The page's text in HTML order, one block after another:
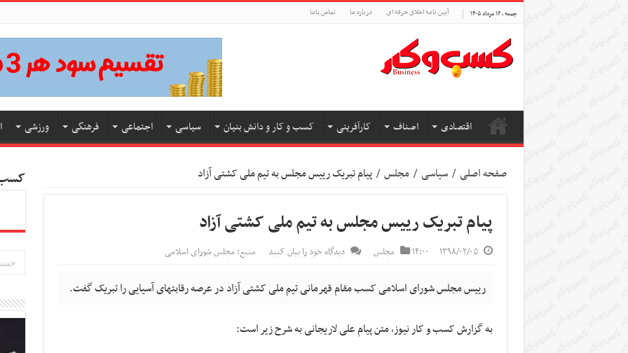
جمعه , ۱۶ مرداد ۱۴۰۵ آیین نامه اخلاق حرفه ای درباره ما تماس باما
اقتصادی اصناف کارآفرینی کسب و کار و دانش بنیان سیاسی اجتماعی فرهنگی ورزشی
صفحه اصلی / سیاسی / مجلس / پیام تبریک رییس مجلس به تیم ملی کشتی آزاد
پیام تبریک رییس مجلس به تیم ملی کشتی آزاد
۱۳۹۸/۰۲/۰۵ ۱۴:۰۰ مجلس دیدگاه خود را بیان کنید منبع: مجلس شورای اسلامی
رییس مجلس شورای اسلامی کسب مقام قهرمانی تیم ملی کشتی آزاد در عرصه رقابتهای آسیایی را تبریک گفت.
به گزارش کسب و کار نیوز، متن پیام علی لاریجانی به شرح زیر است:
کسب